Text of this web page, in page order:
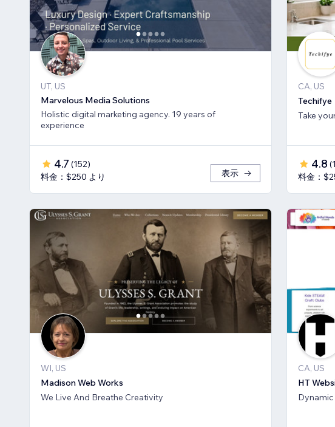
UT, US
Marvelous Media Solutions
Holistic digital marketing agency. 19 years of
experience
4.7 (152)
料金：$250 より
表示
CA, US
Techifye
Take
4.8 (
料金：
WI, US
Madison Web Works
We Live And Breathe Creativity
CA, US
HT
Dynamic